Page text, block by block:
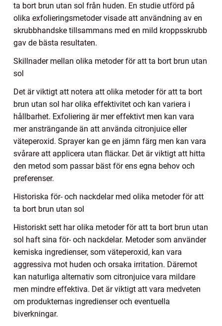
ta bort brun utan sol från huden. En studie utförd på
olika exfolieringsmetoder visade att användning av en
skrubbhandske tillsammans med en mild kroppsskrubb
gav de bästa resultaten.
Skillnader mellan olika metoder för att ta bort brun utan
sol
Det är viktigt att notera att olika metoder för att ta bort
brun utan sol har olika effektivitet och kan variera i
hållbarhet. Exfoliering är mer effektivt men kan vara
mer ansträngande än att använda citronjuice eller
väteperoxid. Sprayer kan ge en jämn färg men kan vara
svårare att applicera utan fläckar. Det är viktigt att hitta
den metod som passar bäst för ens egna behov och
preferenser.
Historiska för- och nackdelar med olika metoder för att
ta bort brun utan sol
Historiskt sett har olika metoder för att ta bort brun utan
sol haft sina för- och nackdelar. Metoder som använder
kemiska ingredienser, som väteperoxid, kan vara
aggressiva mot huden och orsaka irritation. Däremot
kan naturliga alternativ som citronjuice vara mildare
men mindre effektiva. Det är viktigt att vara medveten
om produkternas ingredienser och eventuella
biverkningar.